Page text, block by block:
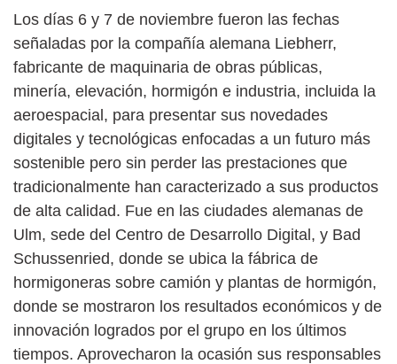
Los días 6 y 7 de noviembre fueron las fechas
señaladas por la compañía alemana Liebherr,
fabricante de maquinaria de obras públicas,
minería, elevación, hormigón e industria, incluida la
aeroespacial, para presentar sus novedades
digitales y tecnológicas enfocadas a un futuro más
sostenible pero sin perder las prestaciones que
tradicionalmente han caracterizado a sus productos
de alta calidad. Fue en las ciudades alemanas de
Ulm, sede del Centro de Desarrollo Digital, y Bad
Schussenried, donde se ubica la fábrica de
hormigoneras sobre camión y plantas de hormigón,
donde se mostraron los resultados económicos y de
innovación logrados por el grupo en los últimos
tiempos. Aprovecharon la ocasión sus responsables